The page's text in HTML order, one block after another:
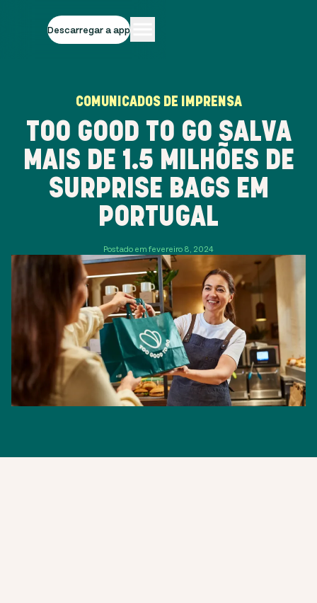
Descarregar a app
COMUNICADOS DE IMPRENSA
TOO GOOD TO GO SALVA
MAIS DE 1.5 MILHÕES DE
SURPRISE BAGS EM
PORTUGAL
Postado em fevereiro 8, 2024